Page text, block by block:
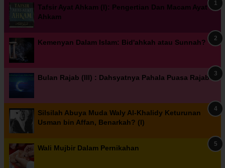
Tafsir Ayat Ahkam (I): Pengertian Dan Macam Ayat
Ahkam
Kemenyan Dalam Islam: Bid'ahkah atau Sunnah?
Bulan Rajab (III) : Dahsyatnya Pahala Puasa Rajab
Silsilah Abuya Muda Waly Al-Khalidy Keturunan
Usman bin Affan, Benarkah? (I)
Wali Mujbir Dalam Pernikahan